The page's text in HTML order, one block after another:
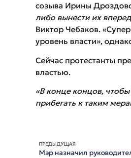
созыва Ирины
либо вынести их
Виктор Чебаков.
уровень власти»,
Сейчас протестанты
властью.
«В конце концов,
прибегать к таким
ПРЕДЫДУЩАЯ
Мэр назначил